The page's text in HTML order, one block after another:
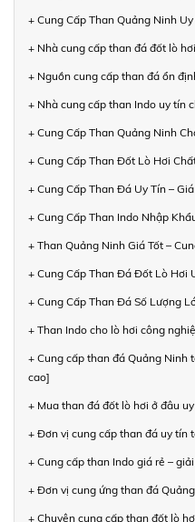
+ Cung Cấp Than Quảng Ninh
+ Nhà cung cấp than đá đốt lò
+ Nguồn cung cấp than đá ổn
+ Nhà cung cấp than Indo uy tín
+ Cung Cấp Than Quảng Ninh
+ Cung Cấp Than Đốt Lò Hơi
+ Cung Cấp Than Đá Uy Tín –
+ Cung Cấp Than Indo Nhập
+ Than Quảng Ninh Giá Tốt –
+ Cung Cấp Than Đá Đốt Lò Hơi
+ Cung Cấp Than Đá Số Lượng
+ Than Indo cho lò hơi công
+ Cung cấp than đá Quảng Ninh
cao]
+ Mua than đá đốt lò hơi ở đâu
+ Đơn vị cung cấp than đá uy tín
+ Cung cấp than Indo giá rẻ –
+ Đơn vị cung ứng than đá
+ Chuyên cung cấp than đốt lò